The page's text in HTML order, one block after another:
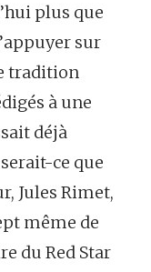
plus que
sur
tradition
à une
déjà
ce que
Jules Rimet,
même de
du Red Star